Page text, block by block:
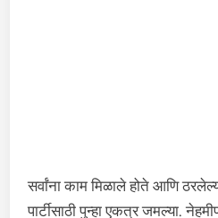
सर्वांना काम मिळाले होते आणि
पार्टीसाठी पुन्हा एकत्र जमल्या.